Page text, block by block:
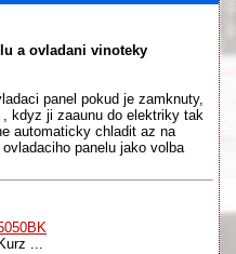
a ovladani vinoteky
panel pokud je zamknuty,
kdyz ji zaaunu do elektriky tak
automaticky chladit az na
panelu jako volba
...